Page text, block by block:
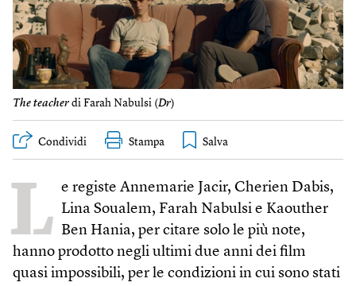
The teacher di Farah Nabulsi (Dr)
Condividi Stampa
L e registe Annemarie Jacir, Cherien Dabis,
Lina Soualem, Farah Nabulsi e Kaouther
Ben Hania, per citare solo le più note,
hanno prodotto negli ultimi due anni dei film
quasi impossibili, per le condizioni in cui sono stati